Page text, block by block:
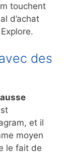
touchent
d’achat
des
et il
moyen
le fait de